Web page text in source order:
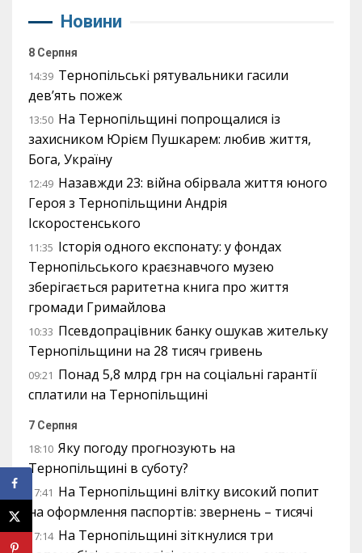
Новини
8 Серпня
14:39 Тернопільські рятувальники гасили
дев’ять пожеж
13:50 На Тернопільщині попрощалися із
захисником Юрієм Пушкарем: любив життя,
Бога, Україну
12:49 Назавжди 23: війна обірвала життя юного
Героя з Тернопільщини Андрія
Іскоростенського
11:35 Історія одного експонату: у фондах
Тернопільського краєзнавчого музею
зберігається раритетна книга про життя
громади Гримайлова
10:33 Псевдопрацівник банку ошукав жительку
Тернопільщини на 28 тисяч гривень
09:21 Понад 5,8 млрд грн на соціальні гарантії
сплатили на Тернопільщині
7 Серпня
18:10 Яку погоду прогнозують на
Тернопільщині в суботу?
17:41 На Тернопільщині влітку високий попит
на оформлення паспортів: звернень – тисячі
17:14 На Тернопільщині зіткнулися три